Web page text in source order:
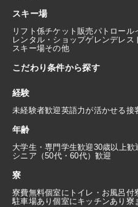
スキー場
リフト係チケット販売パトロール
レンタル・ショップゲレンデレス
スキー場その他
こだわり条件から探す
経験
未経験者歓迎英語力が活かせる接
年齢
大学生・専門学生歓迎30歳以上歓
シニア（50代・60代）歓迎
寮
寮費無料個室にトイレ・お風呂付
駐車場あり個室にキッチンあり 寮